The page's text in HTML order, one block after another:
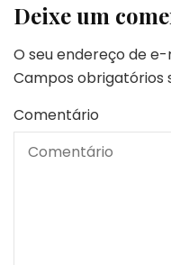
Deixe um
O seu endereço de
Campos obrigatórios
Comentário